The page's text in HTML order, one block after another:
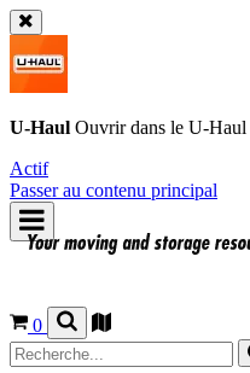
U-Haul Ouvrir dans le U-Haul
Actif
Passer au contenu principal
0